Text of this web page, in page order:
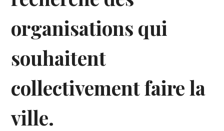
organisations qui
souhaitent
collectivement faire la
ville.